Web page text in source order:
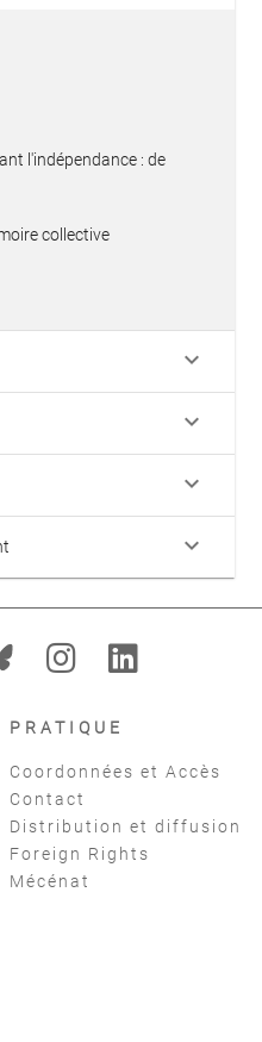
l'indépendance : de
collective
keyboard_arrow_down
keyboard_arrow_down
keyboard_arrow_down
keyboard_arrow_down
PRATIQUE
Coordonnées et Accès
Contact
Distribution et diffusion
Foreign Rights
Mécénat